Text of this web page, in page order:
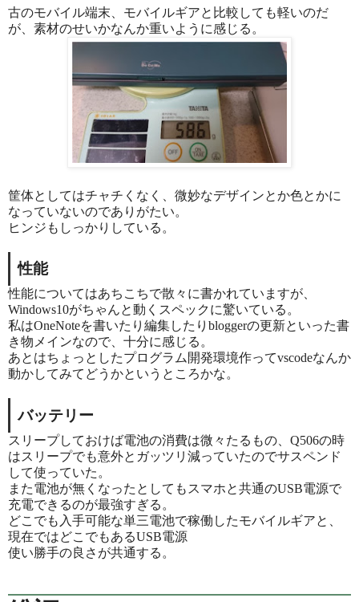
古のモバイル端末、モバイルギアと比較しても軽いのだ
が、素材のせいかなんか重いように感じる。
筐体としてはチャチくなく、微妙なデザインとか色とかに
なっていないのでありがたい。
ヒンジもしっかりしている。
性能
性能についてはあちこちで散々に書かれていますが、
Windows10がちゃんと動くスペックに驚いている。
私はOneNoteを書いたり編集したりbloggerの更新といった書
き物メインなので、十分に感じる。
あとはちょっとしたプログラム開発環境作ってvscodeなんか
動かしてみてどうかというところかな。
バッテリー
スリープしておけば電池の消費は微々たるもの、Q506の時
はスリープでも意外とガッツリ減っていたのでサスペンド
して使っていた。
また電池が無くなったとしてもスマホと共通のUSB電源で
充電できるのが最強すぎる。
どこでも入手可能な単三電池で稼働したモバイルギアと、
現在ではどこでもあるUSB電源
使い勝手の良さが共通する。